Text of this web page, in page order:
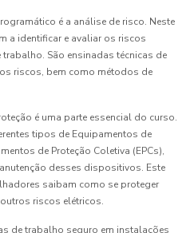
é a análise de risco. Neste
a identificar e avaliar os riscos
São ensinadas técnicas de
riscos, bem como métodos de
é uma parte essencial do curso.
tipos de Equipamentos de
de Proteção Coletiva (EPCs),
desses dispositivos. Este
saibam como se proteger
riscos elétricos.
de trabalho seguro em instalações